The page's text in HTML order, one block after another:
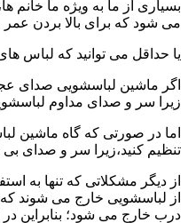
بسیاری از ما به ویژه ما
می شود که برای بالا بردن
یا حداقل می توانید که لباس
اگر ماشین لباسشویی صدای
زیرا سر و صدای مداوم
اما در صورتی که گاه ماشین
تنظیم کنید،زیرا سر و صدای
از دیگر مشکلاتی که تنها به
از لباسشویی خارج می شوند
درب خارج می شود؛ بنابراین